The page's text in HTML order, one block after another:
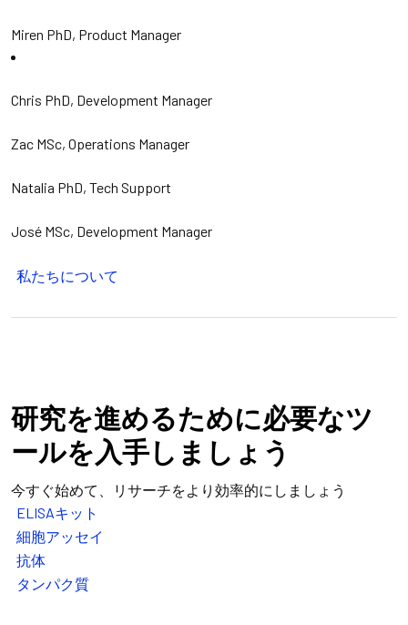
Miren PhD, Product Manager
Chris PhD, Development Manager
Zac MSc, Operations Manager
Natalia PhD, Tech Support
José MSc, Development Manager
私たちについて
研究を進めるために必要なツ
ールを入手しましょう
今すぐ始めて、リサーチをより効率的にしましょう
ELISAキット
細胞アッセイ
抗体
タンパク質